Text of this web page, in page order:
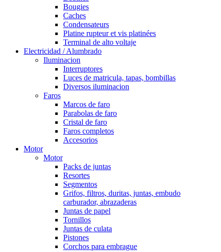
Bougies
Caches
Condensateurs
Platine rupteur et vis platinées
Terminal de alto voltaje
Electricidad / Alumbrado
Iluminacion
Interruptores
Luces de matricula, tapas, bombillas
Diversos iluminacion
Faros
Marcos de faro
Parabolas de faro
Cristal de faro
Faros completos
Accesorios
Motor
Motor
Packs de juntas
Resortes
Segmentos
Grifos, filtros, duritas, juntas, embudo
carburador, abrazaderas
Juntas de papel
Tornillos
Juntas de culata
Pistones
Corchos para embrague